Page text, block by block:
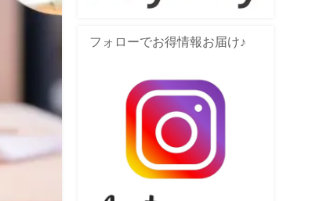
フォローでお得情報お届け♪